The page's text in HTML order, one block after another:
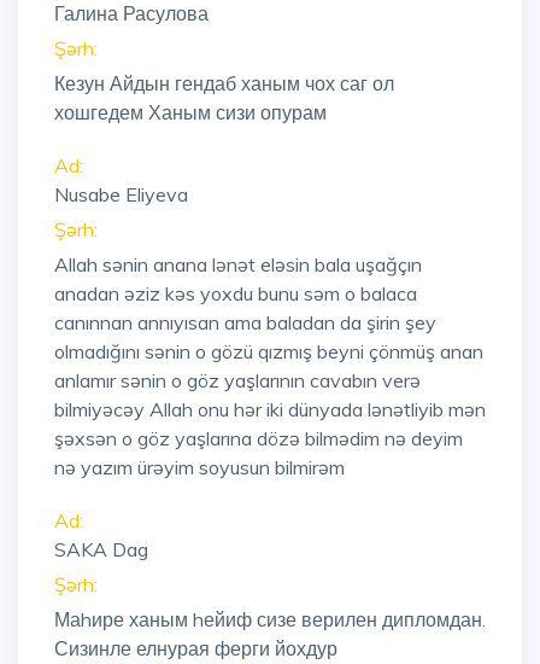
Галина Расулова
Şərh:
Кезун Айдын гендаб ханым чох саг ол
хошгедем Ханым сизи опурам
Ad:
Nusabe Eliyeva
Şərh:
Allah sənin anana lənət eləsin bala uşağçın
anadan əziz kəs yoxdu bunu səm o balaca
canınnan annıyısan ama baladan da şirin şey
olmadığını sənin o gözü qızmış beyni çönmüş anan
anlamır sənin o göz yaşlarının cavabın verə
bilmiyəcəy Allah onu hər iki dünyada lənətliyib mən
şəxsən o göz yaşlarına dözə bilmədim nə deyim
nə yazım ürəyim soyusun bilmirəm
Ad:
SAKA Dag
Şərh:
Маhире ханым hейиф сизе верилен дипломдан.
Сизинле елнурая ферги йохдур